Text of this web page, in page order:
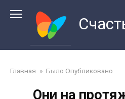
Главная » Было Опубликовано
Они на